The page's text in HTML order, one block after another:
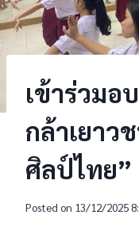
เข้าร่วมอ
กล้าเยาว
ศิลป์ไทย”
Posted on 13/12/2025